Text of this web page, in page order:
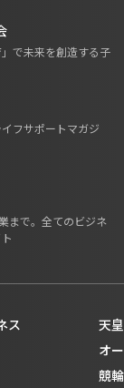
」で未来を創造する子
フサポートマガジ
まで。全てのビジネ
ス
天
オ
競輪